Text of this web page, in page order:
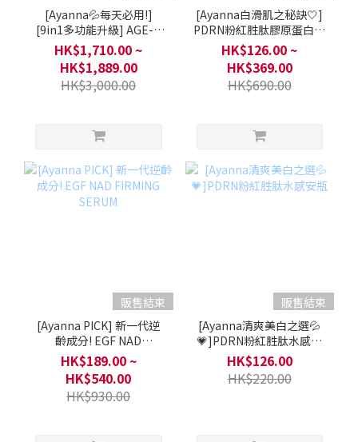
[Ayanna💦每天必用!]
[9in1多功能升級] AGE-R
Booster Pro X2
HK$1,710.00 ~
HK$1,889.00
HK$3,000.00
[Ayanna白滑肌之秘訣🤍]
PDRN粉紅胜肽膠原蛋白安
瓶
HK$126.00 ~
HK$369.00
HK$690.00
販售結束
[Ayanna PICK] 新一代逆
齡成分! EGF NAD
FIRMING SERUM
HK$189.00 ~
HK$540.00
HK$930.00
販售結束
[Ayanna清爽美白之選💦
💗]PDRN粉紅胜肽水感安
瓶
HK$126.00
HK$220.00